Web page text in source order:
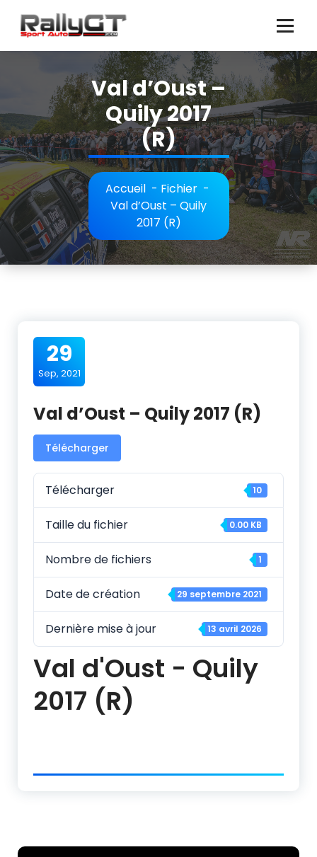
contenu
Val d’Oust –
Quily 2017
(R)
Accueil- Fichier-
Val d’Oust – Quily
2017 (R)
29
Sep, 2021
Val d’Oust – Quily 2017 (R)
Télécharger
Télécharger 10
Taille du fichier 0.00 KB
Nombre de fichiers 1
Date de création 29 septembre 2021
Dernière mise à jour 13 avril 2026
Val d'Oust - Quily
2017 (R)